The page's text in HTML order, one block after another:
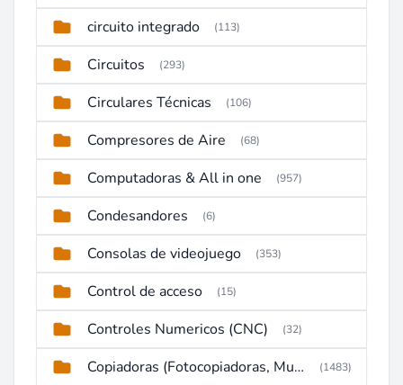
circuito integrado (113)
Circuitos (293)
Circulares Técnicas (106)
Compresores de Aire (68)
Computadoras & All in one (957)
Condesandores (6)
Consolas de videojuego (353)
Control de acceso (15)
Controles Numericos (CNC) (32)
Copiadoras (Fotocopiadoras, Multifunctions, Ploter, etc) (1483)